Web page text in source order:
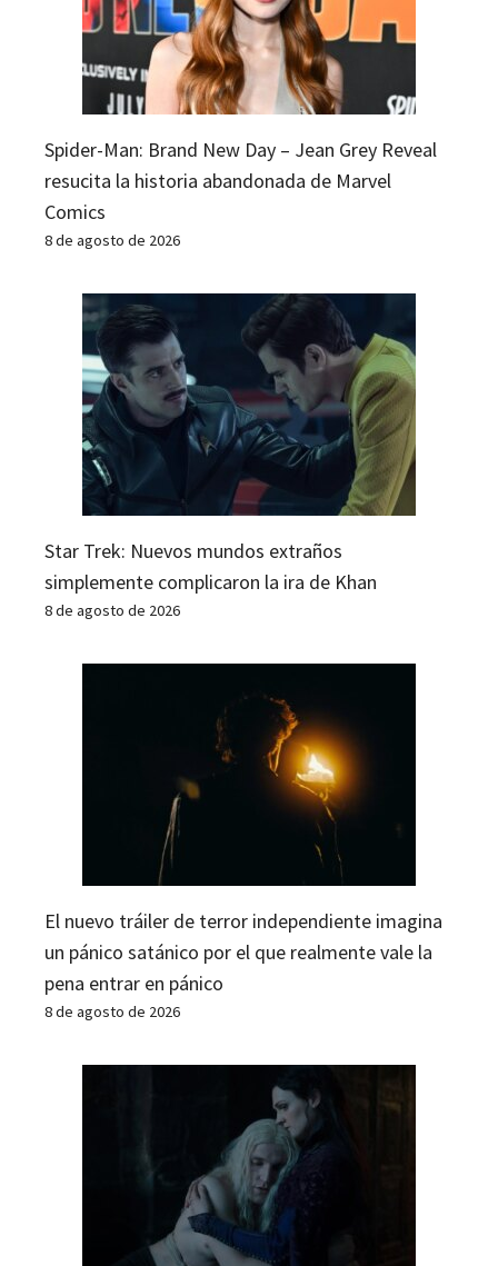
Spider-Man: Brand New Day – Jean Grey Reveal
resucita la historia abandonada de Marvel
Comics
8 de agosto de 2026
Star Trek: Nuevos mundos extraños
simplemente complicaron la ira de Khan
8 de agosto de 2026
El nuevo tráiler de terror independiente imagina
un pánico satánico por el que realmente vale la
pena entrar en pánico
8 de agosto de 2026